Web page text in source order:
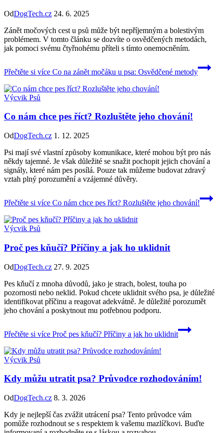
OdDogTech.cz 24. 6. 2025
Zánět močových cest u psů může být nepříjemným a bolestivým
problémem. V tomto článku se dozvíte o osvědčených metodách,
jak pomoci svému čtyřnohému příteli s tímto onemocněním.
Přečtěte si více Co na zánět močáku u psa: Osvědčené metody
Výcvik Psů
Co nám chce pes říct? Rozluštěte jeho chování!
OdDogTech.cz 1. 12. 2025
Psi mají své vlastní způsoby komunikace, které mohou být pro nás
někdy tajemné. Je však důležité se snažit pochopit jejich chování a
signály, které nám pes posílá. Pouze tak můžeme budovat zdravý
vztah plný porozumění a vzájemné důvěry.
Přečtěte si více Co nám chce pes říct? Rozluštěte jeho chování!
Výcvik Psů
Proč pes kňučí? Příčiny a jak ho uklidnit
OdDogTech.cz 27. 9. 2025
Pes kňučí z mnoha důvodů, jako je strach, bolest, touha po
pozornosti nebo neklid. Pokud chcete uklidnit svého psa, je důležité
identifikovat příčinu a reagovat adekvátně. Je důležité porozumět
jeho chování a poskytnout mu potřebnou podporu.
Přečtěte si více Proč pes kňučí? Příčiny a jak ho uklidnit
Výcvik Psů
Kdy můžu utratit psa? Průvodce rozhodováním!
OdDogTech.cz 8. 3. 2026
Kdy je nejlepší čas zvážit utrácení psa? Tento průvodce vám
pomůže rozhodnout se s respektem k vašemu mazlíčkovi. Buďte